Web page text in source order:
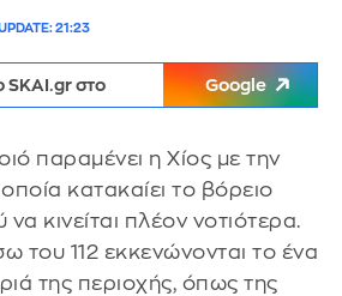
21:23
SKAI.gr στο Google
παραμένει η Χίος με την
κατακαίει το βόρειο
κινείται πλέον νοτιότερα.
του 112 εκκενώνονται το ένα
της περιοχής, όπως της